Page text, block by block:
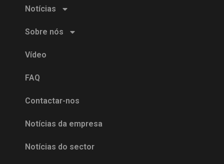
Notícias
Sobre nós
Vídeo
FAQ
Contactar-nos
Notícias da empresa
Notícias do sector